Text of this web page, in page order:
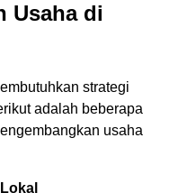
Usaha di
strategi
adalah beberapa
usaha